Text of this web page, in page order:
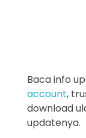
Baca info
account,
download
updatenya.